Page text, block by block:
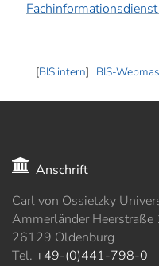
[BIS intern] BIS-
Anschrift
Carl von Ossietzky
Ammerländer
26129 Oldenburg
Tel. +49-(0)441-798-0